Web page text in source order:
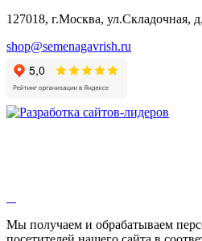
Валериана
Валерианелла
Гибискус
Девясил
Душица
Змееголовник
Мыльнянка
127018, г.Москва, ул.Складочная,
shop@semenagavrish.ru
Мы получаем и обрабатываем